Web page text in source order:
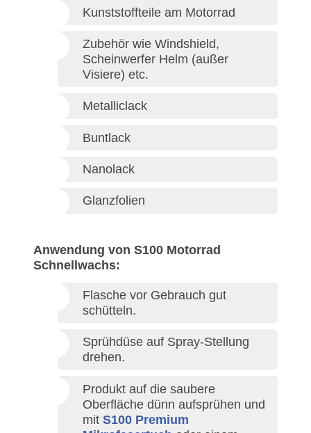
Kunststoffteile am Motorrad
Zubehör wie Windshield,
Scheinwerfer Helm (außer
Visiere) etc.
Metalliclack
Buntlack
Nanolack
Glanzfolien
Anwendung von S100 Motorrad
Schnellwachs:
Flasche vor Gebrauch gut
schütteln.
Sprühdüse auf Spray-Stellung
drehen.
Produkt auf die saubere
Oberfläche dünn aufsprühen und
mit S100 Premium